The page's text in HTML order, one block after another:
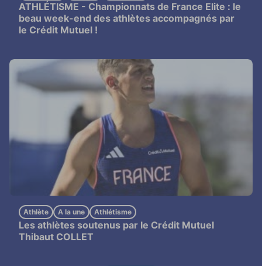
ATHLÉTISME - Championnats de France Elite : le
beau week-end des athlètes accompagnés par
le Crédit Mutuel !
Les athlètes soutenus par le Crédit Mutuel
Thibaut COLLET
Athlète A la une Athlétisme